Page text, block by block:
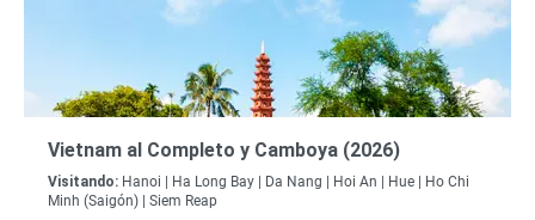
Vietnam al Completo y Camboya (2026)
Visitando: Hanoi | Ha Long Bay | Da Nang | Hoi An | Hue | Ho Chi
Minh (Saigón) | Siem Reap